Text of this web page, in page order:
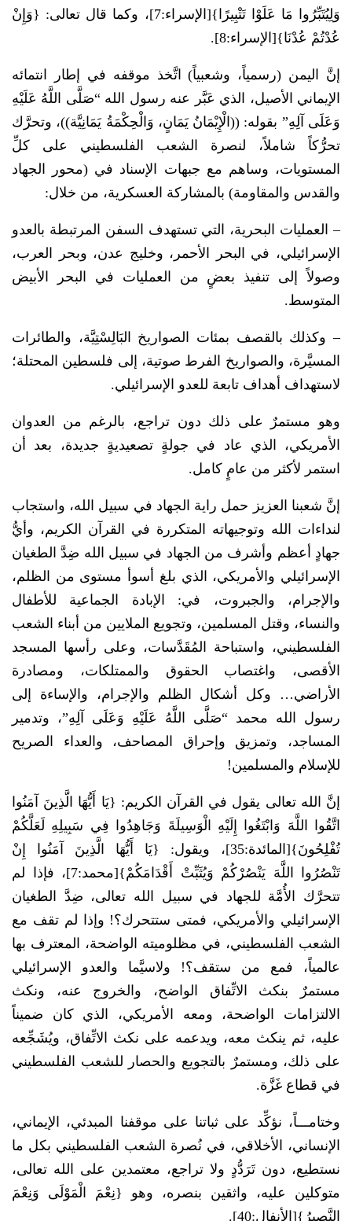
وَلِيُتَبِّرُوا مَا عَلَوْا تَتْبِيرًا}[الإسراء:7]، وكما قال تعالى: {وَإِنْ
عُدْتُمْ عُدْنَا}[الإسراء:8].
إنَّ اليمن (رسمياً، وشعبياً) اتَّخذ موقفه في إطار انتمائه
الإيماني الأصيل، الذي عَبَّر عنه رسول الله “صَلَّى اللَّهُ عَلَيْهِ
وَعَلَى آلِهِ” بقوله: ((الْإِيْمَانُ يَمَانٍ، وَالْحِكْمَةُ يَمَانِيَّة))، وتحرَّك
تحرُّكاً شاملاً، لنصرة الشعب الفلسطيني على كلِّ
المستويات، وساهم مع جبهات الإسناد في (محور الجهاد
والقدس والمقاومة) بالمشاركة العسكرية، من خلال:
– العمليات البحرية، التي تستهدف السفن المرتبطة بالعدو
الإسرائيلي، في البحر الأحمر، وخليج عدن، وبحر العرب،
وصولاً إلى تنفيذ بعضٍ من العمليات في البحر الأبيض
المتوسط.
– وكذلك بالقصف بمئات الصواريخ البَالِسْتِيَّة، والطائرات
المسيَّرة، والصواريخ الفرط صوتية، إلى فلسطين المحتلة؛
لاستهداف أهداف تابعة للعدو الإسرائيلي.
وهو مستمرٌ على ذلك دون تراجع، بالرغم من العدوان
الأمريكي، الذي عاد في جولةٍ تصعيديةٍ جديدة، بعد أن
استمر لأكثر من عامٍ كامل.
إنَّ شعبنا العزيز حمل راية الجهاد في سبيل الله، واستجاب
لنداءات الله وتوجيهاته المتكررة في القرآن الكريم، وأيُّ
جهادٍ أعظم وأشرف من الجهاد في سبيل الله ضِدَّ الطغيان
الإسرائيلي والأمريكي، الذي بلغ أسوأ مستوى من الظلم،
والإجرام، والجبروت، في: الإبادة الجماعية للأطفال
والنساء، وقتل المسلمين، وتجويع الملايين من أبناء الشعب
الفلسطيني، واستباحة المُقَدَّسات، وعلى رأسها المسجد
الأقصى، واغتصاب الحقوق والممتلكات، ومصادرة
الأراضي… وكل أشكال الظلم والإجرام، والإساءة إلى
رسول الله محمد “صَلَّى اللَّهُ عَلَيْهِ وَعَلَى آلِهِ”، وتدمير
المساجد، وتمزيق وإحراق المصاحف، والعداء الصريح
للإسلام والمسلمين!
إنَّ الله تعالى يقول في القرآن الكريم: {يَا أَيُّهَا الَّذِينَ آمَنُوا
اتَّقُوا اللَّهَ وَابْتَغُوا إِلَيْهِ الْوَسِيلَةَ وَجَاهِدُوا فِي سَبِيلِهِ لَعَلَّكُمْ
تُفْلِحُونَ}[المائدة:35]، ويقول: {يَا أَيُّهَا الَّذِينَ آمَنُوا إِنْ
تَنْصُرُوا اللَّهَ يَنْصُرْكُمْ وَيُثَبِّتْ أَقْدَامَكُمْ}[محمد:7]، فإذا لم
تتحرَّك الأُمَّة للجهاد في سبيل الله تعالى، ضِدَّ الطغيان
الإسرائيلي والأمريكي، فمتى ستتحرك؟! وإذا لم تقف مع
الشعب الفلسطيني، في مظلوميته الواضحة، المعترف بها
عالمياً، فمع من ستقف؟! ولاسيَّما والعدو الإسرائيلي
مستمرٌ بنكث الاتِّفاق الواضح، والخروج عنه، ونكث
الالتزامات الواضحة، ومعه الأمريكي، الذي كان ضميناً
عليه، ثم ينكث معه، ويدعمه على نكث الاتِّفاق، ويُشَجِّعه
على ذلك، ومستمرٌ بالتجويع والحصار للشعب الفلسطيني
في قطاع غَزَّة.
وختامـــاً، نؤكِّد على ثباتنا على موقفنا المبدئي، الإيماني،
الإنساني، الأخلاقي، في نُصرة الشعب الفلسطيني بكل ما
نستطيع، دون تَرَدُّدٍ ولا تراجع، معتمدين على الله تعالى،
متوكلين عليه، واثقين بنصره، وهو {نِعْمَ الْمَوْلَى وَنِعْمَ
النَّصِيرُ}[الأنفال:40].